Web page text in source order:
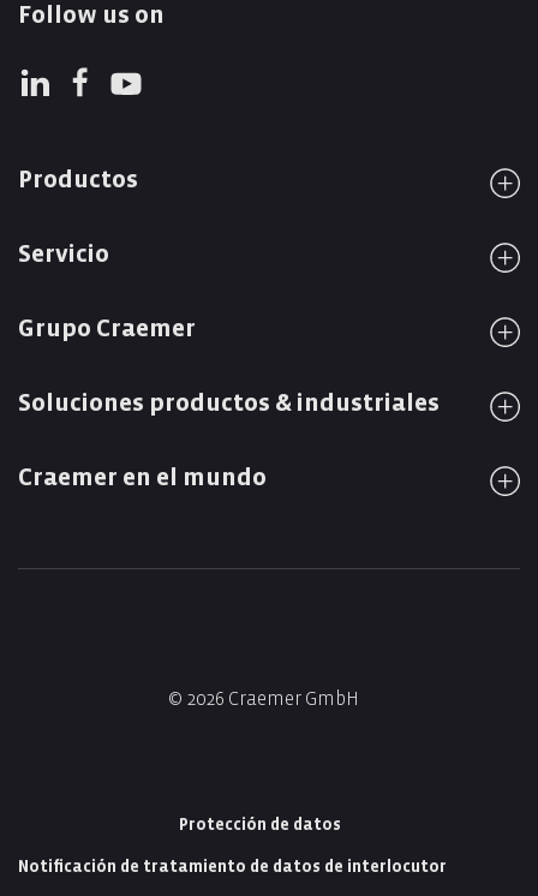
Follow us on
Productos
Servicio
Grupo Craemer
Soluciones productos & industriales
Craemer en el mundo
© 2026 Craemer GmbH
Protección de datos
Notificación de tratamiento de datos de interlocutor